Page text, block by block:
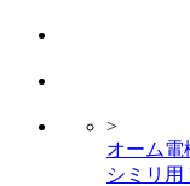
>
オーム電
シミリ用